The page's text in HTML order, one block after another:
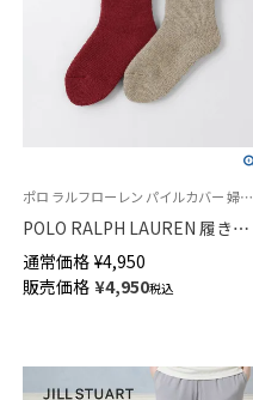
ポロ ラルフローレン パイルカバー 婦人 靴下 カジュアル 2025FW
POLO RALPH LAUREN 履き口
ゆったり プレミアムエコウール
混 総パイル ルームソックス コ
ロラドベア 刺しゅう ポロベア
通常価格 ¥4,950
販売価格 ¥4,950税込